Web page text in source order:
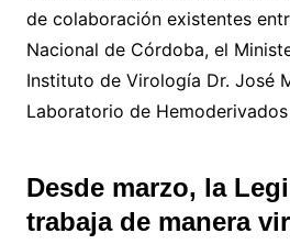
de colaboración existentes
Nacional de Córdoba, el
Instituto de Virología Dr. José
Laboratorio de
Desde marzo, la
trabaja de manera